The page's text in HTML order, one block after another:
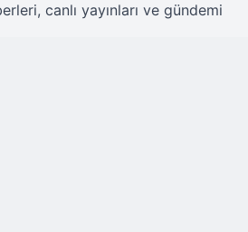
canlı yayınları ve gündemi